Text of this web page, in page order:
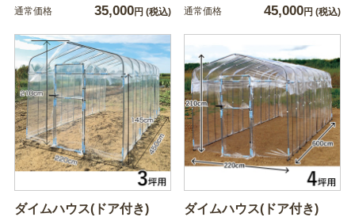
通常価格 35,000円 (税込) 通常価格 45,000円 (税込)
ダイムハウス(ドア付き) ダイムハウス(ドア付き)